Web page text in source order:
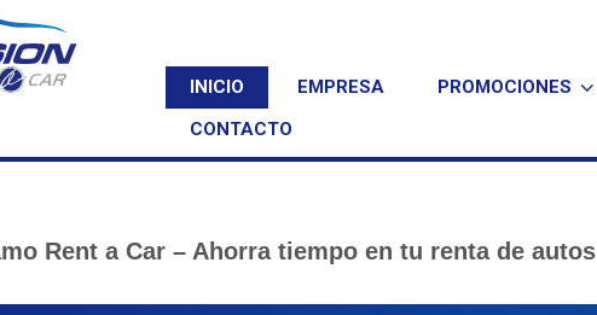
INICIO EMPRESA PROMOCIONES
CONTACTO
Rent a Car – Ahorra tiempo en tu renta de autos